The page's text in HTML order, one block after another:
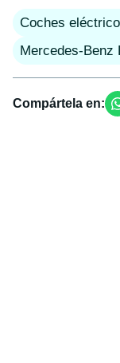
Coches
Mercedes-Benz
Compártela en: